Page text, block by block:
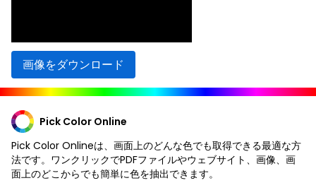
画像をダウンロード
Pick Color Online
Pick Color Onlineは、画面上のどんな色でも取得できる最適な方
法です。ワンクリックでPDFファイルやウェブサイト、画像、画
面上のどこからでも簡単に色を抽出できます。